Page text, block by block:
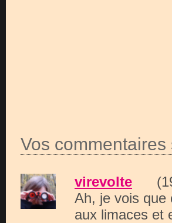
Vos
virevolte
Ah, je vois que
aux limaces et